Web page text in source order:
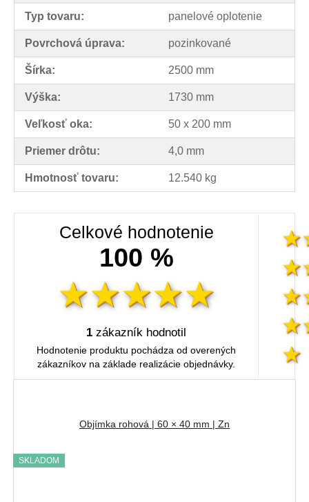
Typ tovaru: panelové oplotenie
Povrchová úprava: pozinkované
Šírka: 2500 mm
Výška: 1730 mm
Veľkosť oka: 50 x 200 mm
Priemer drôtu: 4,0 mm
Hmotnosť tovaru: 12.540 kg
Celkové hodnotenie
100 %
1 zákazník hodnotil
Hodnotenie produktu pochádza od overených
zákazníkov na základe realizácie objednávky.
Objímka rohová | 60 × 40 mm | Zn
SKLADOM